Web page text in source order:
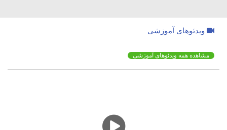
ویدئوهای آموزشی
مشاهده همه ویدئوهای آموزشی